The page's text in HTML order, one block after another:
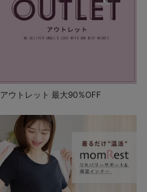
アウトレット 最大90%OFF